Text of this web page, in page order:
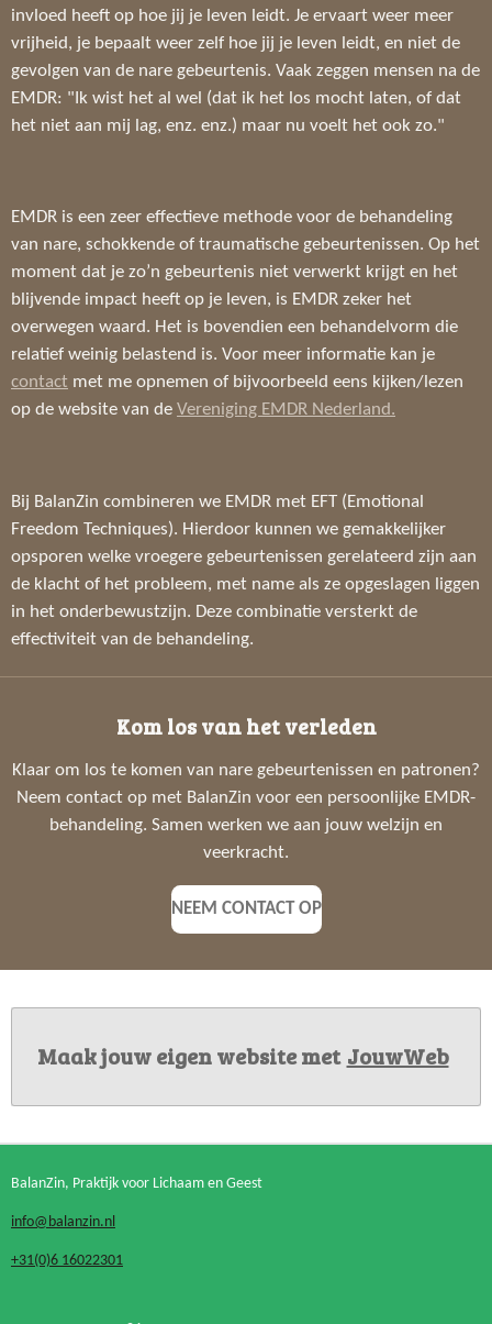
invloed heeft op hoe jij je leven leidt. Je ervaart weer meer
vrijheid, je bepaalt weer zelf hoe jij je leven leidt, en niet de
gevolgen van de nare gebeurtenis. Vaak zeggen mensen na de
EMDR: "Ik wist het al wel (dat ik het los mocht laten, of dat
het niet aan mij lag, enz. enz.) maar nu voelt het ook zo."
EMDR is een zeer effectieve methode voor de behandeling
van nare, schokkende of traumatische gebeurtenissen. Op het
moment dat je zo’n gebeurtenis niet verwerkt krijgt en het
blijvende impact heeft op je leven, is EMDR zeker het
overwegen waard. Het is bovendien een behandelvorm die
relatief weinig belastend is. Voor meer informatie kan je
contact met me opnemen of bijvoorbeeld eens kijken/lezen
op de website van de Vereniging EMDR Nederland.
Bij BalanZin combineren we EMDR met EFT (Emotional
Freedom Techniques). Hierdoor kunnen we gemakkelijker
opsporen welke vroegere gebeurtenissen gerelateerd zijn aan
de klacht of het probleem, met name als ze opgeslagen liggen
in het onderbewustzijn. Deze combinatie versterkt de
effectiviteit van de behandeling.
Kom los van het verleden
Klaar om los te komen van nare gebeurtenissen en patronen?
Neem contact op met BalanZin voor een persoonlijke EMDR-
behandeling. Samen werken we aan jouw welzijn en
veerkracht.
NEEM CONTACT OP
Maak jouw eigen website met JouwWeb
BalanZin, Praktijk voor Lichaam en Geest
info@balanzin.nl
+31(0)6 16022301